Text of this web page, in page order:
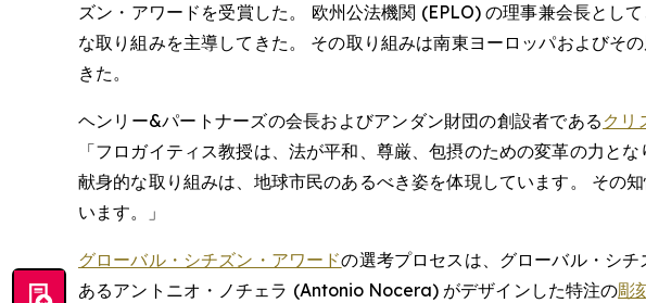
ズン・アワードを受賞した。 欧州公法機関 (EPLO) の理事兼会長とし
な取り組みを主導してきた。 その取り組みは南東ヨーロッパおよびそ
きた。
ヘンリー&パートナーズの会長およびアンダン財団の創設者である クリ
「フロガイティス教授は、法が平和、尊厳、包摂のための変革の力と
献身的な取り組みは、地球市民のあるべき姿を体現しています。 その
います。」
グローバル・シチズン・アワードの選考プロセスは、グローバル・シ
あるアントニオ・ノチェラ (Antonio Nocera) がデザインした特注の彫